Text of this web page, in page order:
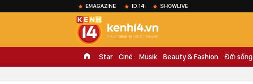
EMAGAZINE ID.14 SHOWLIVE
Star Ciné Musik Beauty & Fashion Đời sống